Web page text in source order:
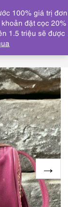
DANH MỤC
100% giá trị đơn
đặt cọc 20%
1.5 triệu sẽ được